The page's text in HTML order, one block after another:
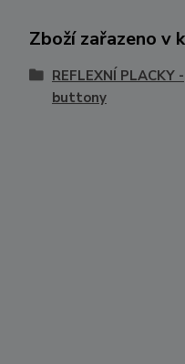
Zboží zařazeno v
REFLEXNÍ PLACKY -
buttony